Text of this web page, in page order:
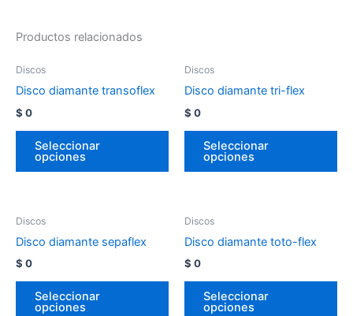
Productos relacionados
Discos
Disco diamante transoflex
$ 0
Seleccionar
opciones
Discos
Disco diamante tri-flex
$ 0
Seleccionar
opciones
Discos
Disco diamante sepaflex
$ 0
Seleccionar
opciones
Discos
Disco diamante toto-flex
$ 0
Seleccionar
opciones